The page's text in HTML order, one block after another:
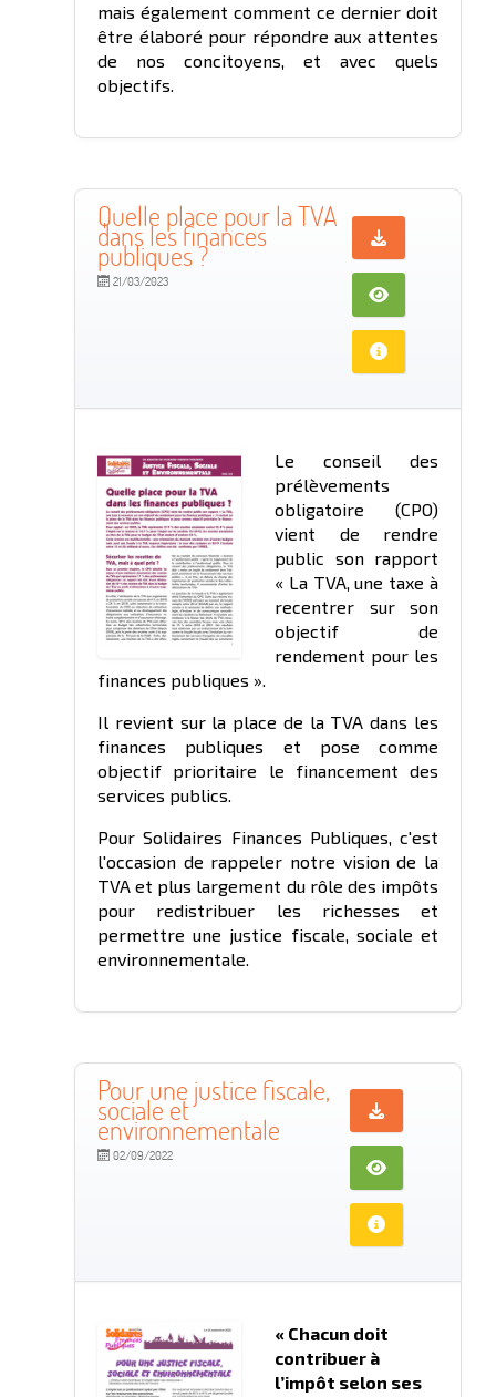
mais également comment ce dernier doit
être élaboré pour répondre aux attentes
de nos concitoyens, et avec quels
objectifs.
Quelle place pour la TVA
dans les finances
publiques ?
21/03/2023
Le conseil des
prélèvements
obligatoire (CPO)
vient de rendre
public son rapport
« La TVA, une taxe à
recentrer sur son
objectif de
rendement pour les
finances publiques ».
Il revient sur la place de la TVA dans les
finances publiques et pose comme
objectif prioritaire le financement des
services publics.
Pour Solidaires Finances Publiques, c'est
l'occasion de rappeler notre vision de la
TVA et plus largement du rôle des impôts
pour redistribuer les richesses et
permettre une justice fiscale, sociale et
environnementale.
Pour une justice fiscale,
sociale et
environnementale
02/09/2022
« Chacun doit
contribuer à
l’impôt selon ses